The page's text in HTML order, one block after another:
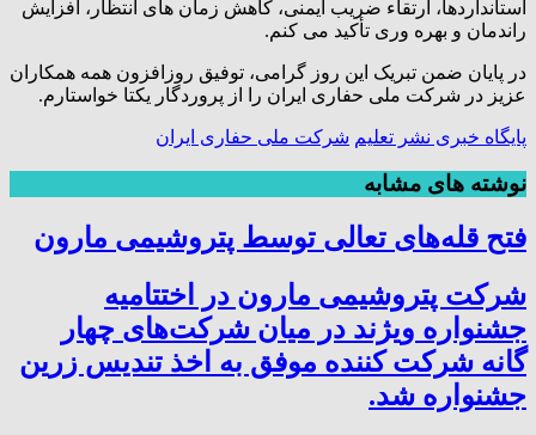
استانداردها، ارتقاء ضریب ایمنی، کاهش زمان های انتظار، افزایش
راندمان و بهره وری تأکید می کنم.
در پایان ضمن تبریک این روز گرامی، توفیق روزافزون همه همکاران
عزیز در شرکت ملی حفاری ایران را از پروردگار یکتا خواستارم.
پایگاه خبری نشر تعلیم شرکت ملی حفاری ایران
نوشته های مشابه
فتح‌ قله‌های تعالی توسط پتروشیمی مارون
شرکت پتروشیمی مارون در اختتامیه
جشنواره ویژند در میان شرکت‌های چهار
گانه شرکت کننده موفق به اخذ تندیس زرین
جشنواره شد.